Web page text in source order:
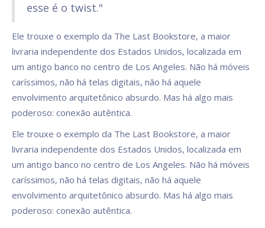
esse é o twist."
Ele trouxe o exemplo da The Last Bookstore, a maior
livraria independente dos Estados Unidos, localizada em
um antigo banco no centro de Los Angeles. Não há móveis
caríssimos, não há telas digitais, não há aquele
envolvimento arquitetônico absurdo. Mas há algo mais
poderoso: conexão autêntica.
Ele trouxe o exemplo da The Last Bookstore, a maior
livraria independente dos Estados Unidos, localizada em
um antigo banco no centro de Los Angeles. Não há móveis
caríssimos, não há telas digitais, não há aquele
envolvimento arquitetônico absurdo. Mas há algo mais
poderoso: conexão autêntica.